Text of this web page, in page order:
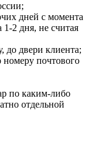
дней с момента
1-2 дня, не считая
до двери клиента;
почтового
по каким-либо
отдельной